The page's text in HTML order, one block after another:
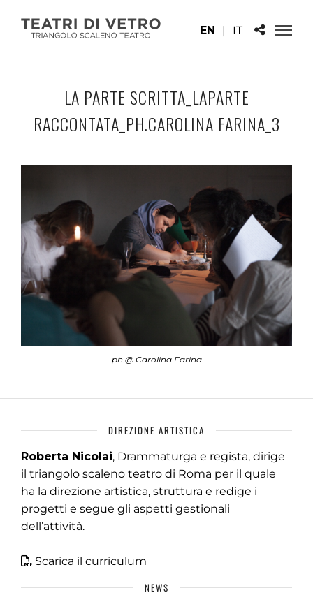
EN | IT
LA PARTE SCRITTA_LAPARTE
RACCONTATA_PH.CAROLINA FARINA_3
ph @ Carolina Farina
DIREZIONE ARTISTICA
Roberta Nicolai, Drammaturga e regista, dirige
il triangolo scaleno teatro di Roma per il quale
ha la direzione artistica, struttura e redige i
progetti e segue gli aspetti gestionali
dell’attività.
Scarica il curriculum
NEWS